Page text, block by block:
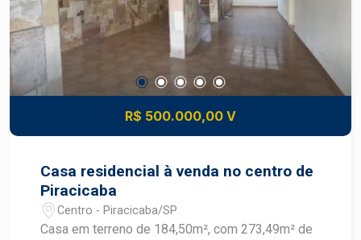
construída, totalmente reformada com
acabamento de alto padrão, ideal para clínica,
estética, escritório ou para quem busca uma
residência versátil no coração da cidade. Perfeita
para investidores, profissionais da saúde ou
empresas que buscam um espaço moderno,
funcional e bem localizado. Agende uma visita e
R$ 500.000,00 V
Casa residencial à venda no centro de
Piracicaba
Centro - Piracicaba/SP
Casa em terreno de 184,50m², com 273,49m² de